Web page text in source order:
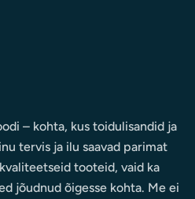
– kohta, kus toidulisandid ja
tervis ja ilu saavad parimat
tooteid, vaid ka
jõudnud õigesse kohta. Me ei